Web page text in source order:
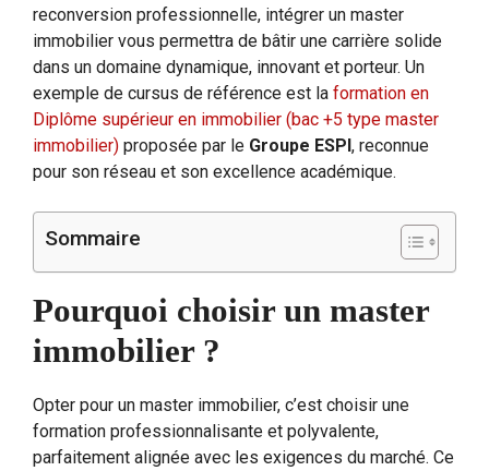
reconversion professionnelle, intégrer un master
immobilier vous permettra de bâtir une carrière solide
dans un domaine dynamique, innovant et porteur. Un
exemple de cursus de référence est la formation en
Diplôme supérieur en immobilier (bac +5 type master
immobilier) proposée par le Groupe ESPI, reconnue
pour son réseau et son excellence académique.
Sommaire
Pourquoi choisir un master
immobilier ?
Opter pour un master immobilier, c’est choisir une
formation professionnalisante et polyvalente,
parfaitement alignée avec les exigences du marché. Ce